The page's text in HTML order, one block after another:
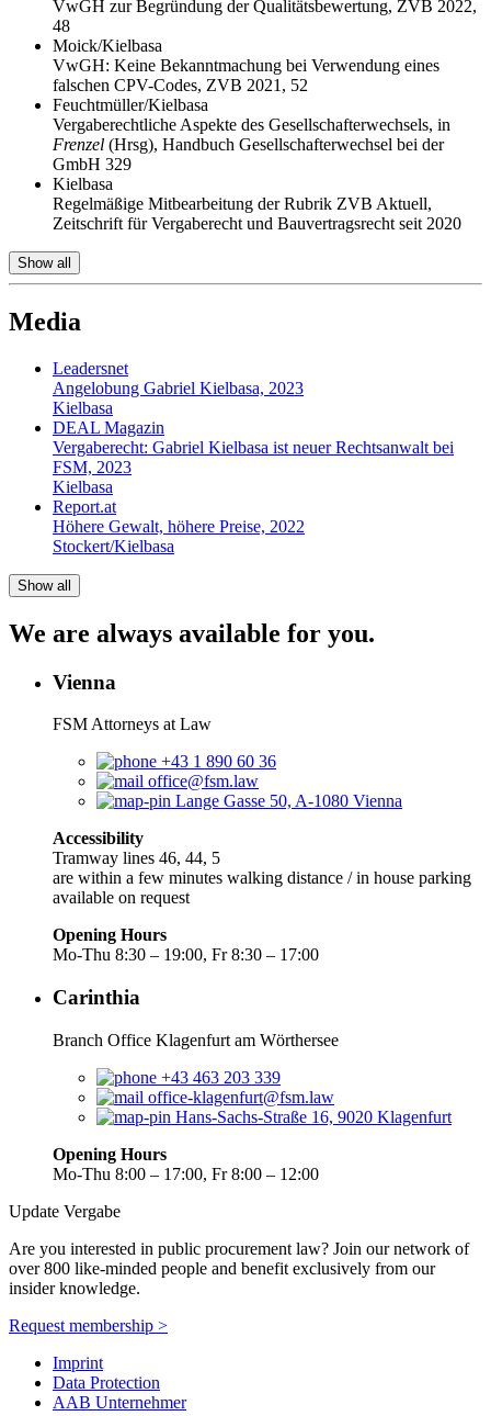
VwGH zur Begründung der Qualitätsbewertung, ZVB 2022,
48
Moick/Kielbasa
VwGH: Keine Bekanntmachung bei Verwendung eines
falschen CPV-Codes, ZVB 2021, 52
Feuchtmüller/Kielbasa
Vergaberechtliche Aspekte des Gesellschafterwechsels, in
Frenzel (Hrsg), Handbuch Gesellschafterwechsel bei der
GmbH 329
Kielbasa
Regelmäßige Mitbearbeitung der Rubrik ZVB Aktuell,
Zeitschrift für Vergaberecht und Bauvertragsrecht seit 2020
Show all
Media
Leadersnet
Angelobung Gabriel Kielbasa, 2023
Kielbasa
DEAL Magazin
Vergaberecht: Gabriel Kielbasa ist neuer Rechtsanwalt bei
FSM, 2023
Kielbasa
Report.at
Höhere Gewalt, höhere Preise, 2022
Stockert/Kielbasa
Show all
We are always available for you.
Vienna
FSM Attorneys at Law
+43 1 890 60 36
office@fsm.law
Lange Gasse 50, A-1080 Vienna
Accessibility
Tramway lines 46, 44, 5
are within a few minutes walking distance / in house parking
available on request
Opening Hours
Mo-Thu 8:30 – 19:00, Fr 8:30 – 17:00
Carinthia
Branch Office Klagenfurt am Wörthersee
+43 463 203 339
office-klagenfurt@fsm.law
Hans-Sachs-Straße 16, 9020 Klagenfurt
Opening Hours
Mo-Thu 8:00 – 17:00, Fr 8:00 – 12:00
Update Vergabe
Are you interested in public procurement law? Join our network of
over 800 like-minded people and benefit exclusively from our
insider knowledge.
Request membership >
Imprint
Data Protection
AAB Unternehmer